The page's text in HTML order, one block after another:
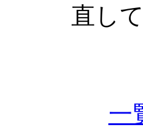
直し
一